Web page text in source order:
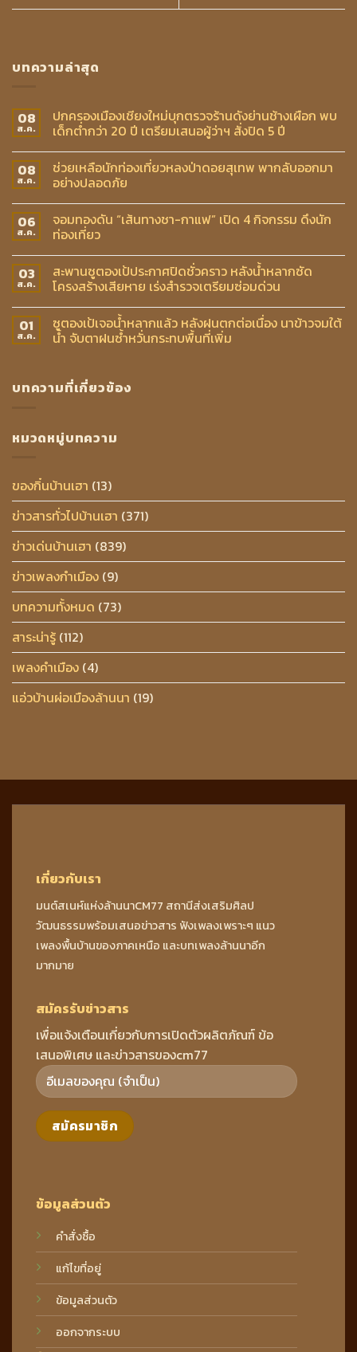
บทความล่าสุด
08
ส.ค.
ปกครองเมืองเชียงใหม่บุกตรวจร้านดังย่านช้างเผือก พบ
เด็กต่ำกว่า 20 ปี เตรียมเสนอผู้ว่าฯ สั่งปิด 5 ปี
08
ส.ค.
ช่วยเหลือนักท่องเที่ยวหลงป่าดอยสุเทพ พากลับออกมา
อย่างปลอดภัย
06
ส.ค.
จอมทองดัน “เส้นทางชา-กาแฟ” เปิด 4 กิจกรรม ดึงนัก
ท่องเที่ยว
03
ส.ค.
สะพานซูตองเป้ประกาศปิดชั่วคราว หลังน้ำหลากซัด
โครงสร้างเสียหาย เร่งสำรวจเตรียมซ่อมด่วน
01
ส.ค.
ซูตองเป้เจอน้ำหลากแล้ว หลังฝนตกต่อเนื่อง นาข้าวจมใต้
น้ำ จับตาฝนซ้ำหวั่นกระทบพื้นที่เพิ่ม
บทความที่เกี่ยวข้อง
หมวดหมู่บทความ
ของกิ๋นบ้านเฮา (13)
ข่าวสารทั่วไปบ้านเฮา (371)
ข่าวเด่นบ้านเฮา (839)
ข่าวเพลงกำเมือง (9)
บทความทั้งหมด (73)
สาระน่ารู้ (112)
เพลงคำเมือง (4)
แอ่วบ้านผ่อเมืองล้านนา (19)
เกี่ยวกับเรา
มนต์สเนห์แห่งล้านนาCM77 สถานีส่งเสริมศิลป
วัฒนธรรมพร้อมเสนอข่าวสาร ฟังเพลงเพราะๆ แนว
เพลงพื้นบ้านของภาคเหนือ และบทเพลงล้านนาอีก
มากมาย
ข้อมูลส่วนตัว
คำสั่งซื้อ
แก้ไขที่อยู่
ข้อมูลส่วนตัว
ออกจากระบบ
สมัครรับข่าวสาร
เพื่อแจ้งเตือนเกี่ยวกับการเปิดตัวผลิตภัณฑ์ ข้อ
เสนอพิเศษ และข่าวสารของcm77